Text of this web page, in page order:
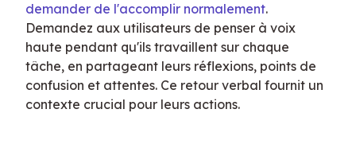
demander de l'accomplir normalement.
Demandez aux utilisateurs de penser à voix
haute pendant qu'ils travaillent sur chaque
tâche, en partageant leurs réflexions, points de
confusion et attentes. Ce retour verbal fournit un
contexte crucial pour leurs actions.